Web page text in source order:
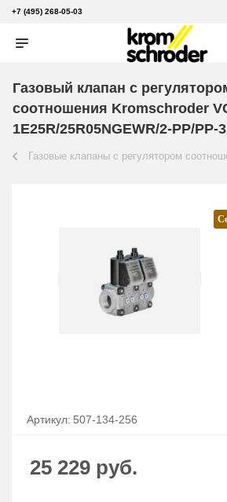
+7 (495) 268-05-03
Газовый клапан с
соотношения Kromschroder
1E25R/25R05NGEWR/2-PP/PP-
Газовые клапаны с регулятором
Артикул: 507-134-256
25 229 руб.